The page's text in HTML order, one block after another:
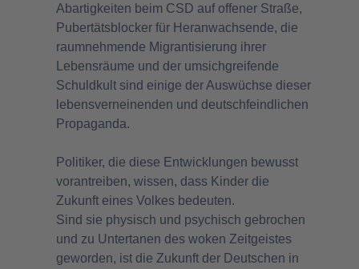
Abartigkeiten beim CSD auf offener Straße,
Pubertätsblocker für Heranwachsende, die
raumnehmende Migrantisierung ihrer
Lebensräume und der umsichgreifende
Schuldkult sind einige der Auswüchse dieser
lebensverneinenden und deutschfeindlichen
Propaganda.
Politiker, die diese Entwicklungen bewusst
vorantreiben, wissen, dass Kinder die
Zukunft eines Volkes bedeuten.
Sind sie physisch und psychisch gebrochen
und zu Untertanen des woken Zeitgeistes
geworden, ist die Zukunft der Deutschen in